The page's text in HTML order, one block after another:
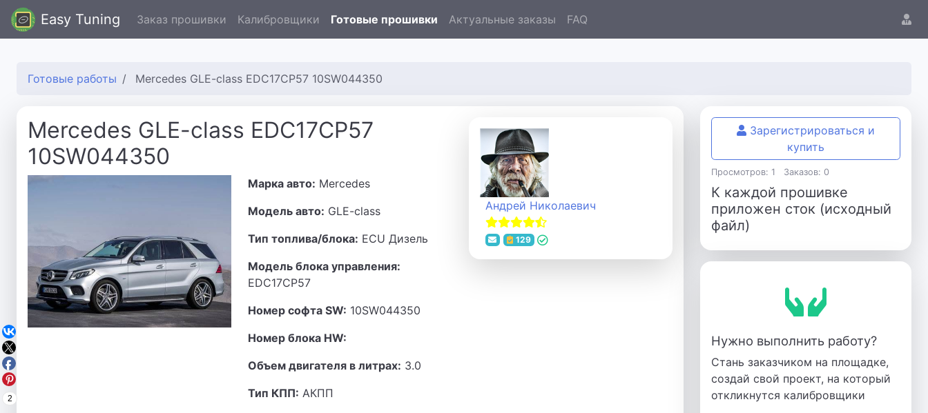
Easy Tuning Заказ прошивки Калибровщики Готовые прошивки Актуальные заказы FAQ
Готовые работы Mercedes GLE-class EDC17CP57 10SW044350
Mercedes GLE-class EDC17CP57
10SW044350
Марка авто: Mercedes
Модель авто: GLE-class
Тип топлива/блока: ECU Дизель
Модель блока управления:
EDC17CP57
Номер софта SW: 10SW044350
Номер блока HW:
Объем двигателя в литрах: 3.0
Тип КПП: АКПП
Андрей Николаевич
129
Зарегистрироваться и
купить
Просмотров: 1 Заказов: 0
К каждой прошивке
приложен сток (исходный
файл)
Нужно выполнить работу?
Стань заказчиком на площадке,
создай свой проект, на который
откликнутся калибровщики
2